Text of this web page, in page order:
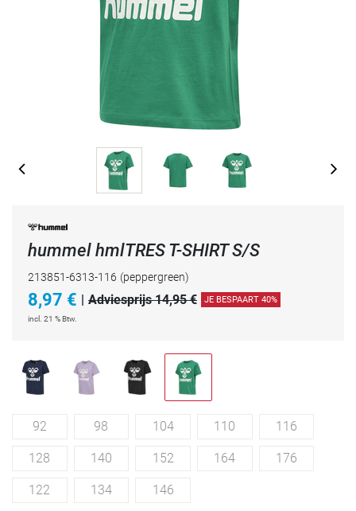
hummel hmlTRES T-SHIRT S/S
213851-6313-116 (peppergreen)
8,97 € | Adviesprijs 14,95 € JE BESPAART 40%
incl. 21 % Btw.
92 98 104 110 116
128 140 152 164 176
122 134 146